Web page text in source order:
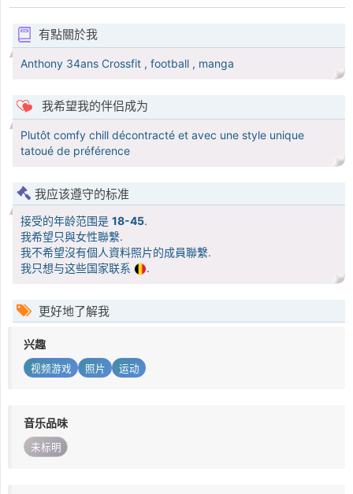
有點關於我
Anthony 34ans Crossfit , football , manga
我希望我的伴侣成为
Plutôt comfy chill décontracté et avec une style unique
tatoué de préférence
我应该遵守的标准
接受的年龄范围是 18-45.
我希望只與女性聯繫.
我不希望沒有個人資料照片的成員聯繫.
我只想与这些国家联系
.
更好地了解我
兴趣
视频游戏 照片 运动
音乐品味
未标明